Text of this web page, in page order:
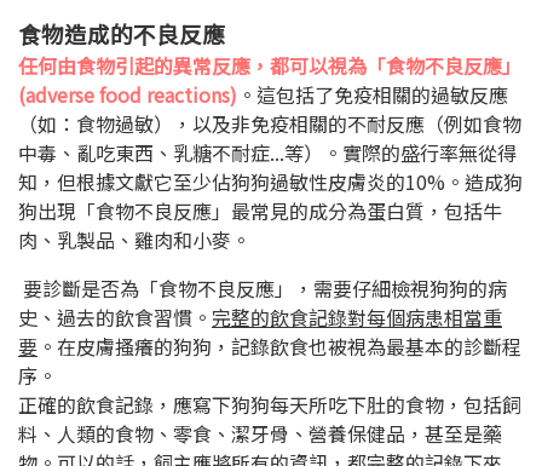
食物造成的不良反應
任何由食物引起的異常反應，都可以視為「食物不良反應」
(adverse food reactions) 。這包括了免疫相關的過敏反應
（如：食物過敏），以及非免疫相關的不耐反應（例如食物
中毒、亂吃東西、乳糖不耐症...等）。實際的盛行率無從得
知，但根據文獻它至少佔狗狗過敏性皮膚炎的10% 。造成狗
狗出現「食物不良反應」最常見的成分為蛋白質，包括牛
肉、乳製品、雞肉和小麥。
要診斷是否為「食物不良反應」，需要仔細檢視狗狗的病
史、過去的飲食習慣。 完整的飲食記錄對每個病患相當重
要 。在皮膚搔癢的狗狗，記錄飲食也被視為最基本的診斷程
序。
正確的飲食記錄，應寫下狗狗每天所吃下肚的食物，包括飼
料、人類的食物、零食、潔牙骨、營養保健品，甚至是藥